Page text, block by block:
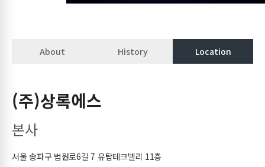
About History Location
(주)상록에스
본사
서울 송파구 법원로6길 7 유탑테크밸리 11층